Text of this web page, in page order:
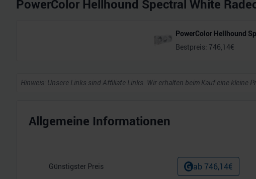
PowerColor Hellhound Spectral White
PowerColor Hellhound
Bestpreis: 746,14€
Hinweis: Unsere Links sind Affiliate Links. Wir erhalten beim Kauf eine kleine
Allgemeine Informationen
Günstigster Preis ab 746,14€